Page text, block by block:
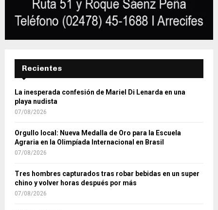
Recientes
La inesperada confesión de Mariel Di Lenarda en una
playa nudista
07/08/2026
Orgullo local: Nueva Medalla de Oro para la Escuela
Agraria en la Olimpíada Internacional en Brasil
07/08/2026
Tres hombres capturados tras robar bebidas en un super
chino y volver horas después por más
07/08/2026